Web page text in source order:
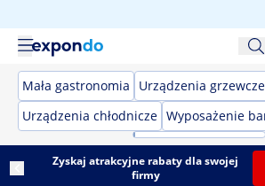
Mała gastronomia Urządzenia grzewcze
Urządzenia chłodnicze Wyposażenie
Zyskaj atrakcyjne rabaty dla swojej
firmy